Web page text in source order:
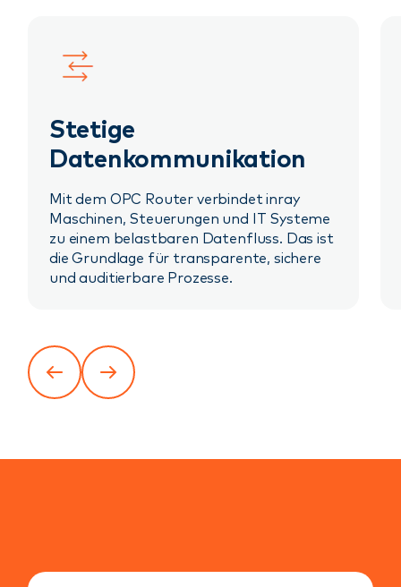
Stetige
Datenkommunikation
Mit dem OPC Router verbindet inray
Maschinen, Steuerungen und IT Systeme
zu einem belastbaren Datenfluss. Das ist
die Grundlage für transparente, sichere
und auditierbare Prozesse.